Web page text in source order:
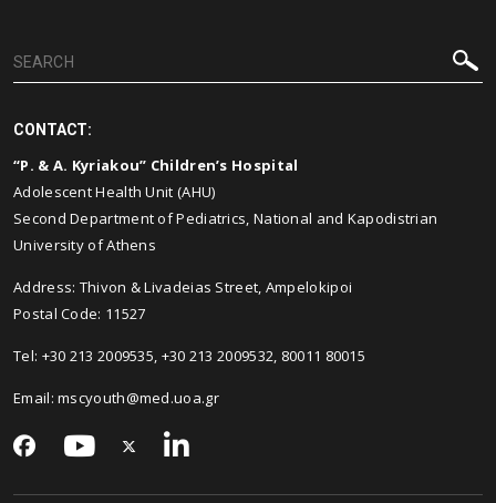
CONTACT:
“P. & A. Kyriakou” Children’s Hospital
Adolescent Health Unit (AHU)
Second Department of Pediatrics, National and Kapodistrian
University of Athens
Address: Thivon & Livadeias Street, Ampelokipoi
Postal Code: 11527
Tel: +30 213 2009535, +30 213 2009532, 80011 80015
Email:mscyouth@med.uoa.gr